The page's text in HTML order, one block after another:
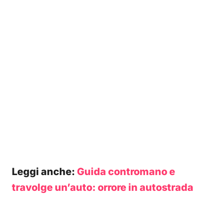
Leggi anche: Guida contromano e
travolge un’auto: orrore in autostrada